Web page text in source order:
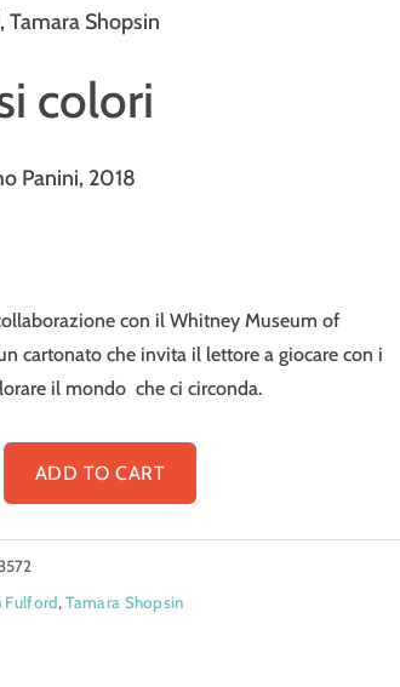
Tamara Shopsin
colori
Panini, 2018
con il Whitney Museum of
cartonato che invita il lettore a giocare con i
il mondo che ci circonda.
ADD TO CART
Fulford,Tamara Shopsin